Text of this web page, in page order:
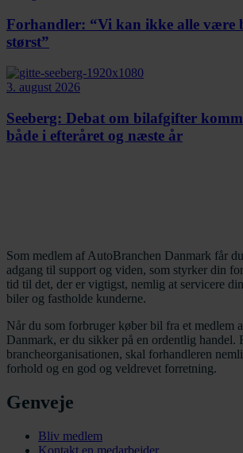
Forhandler: “Vi kan ikke alle være
størst”
3. august 2026
Seeberg: Debat om bilafgifter
både i efteråret og næste år
Som medlem af AutoBranchen Danmark får
adgang til support og viden, som styrker din
tid til det, der er vigtigst, nemlig at servicere
biler og fastholde kunderne.
Når du som forbruger køber bil fra et medlem
Danmark, er du sikker på en ordentlig handel.
brancheorganisationen, skal forhandleren
forhold og en god og veldrevet forretning.
Genveje
Bliv medlem